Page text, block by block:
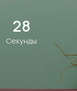
26
Секунды